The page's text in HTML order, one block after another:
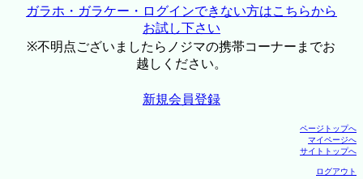
ガラホ・ガラケー・ログインできない方はこちらから
お試し下さい
※不明点ございましたらノジマの携帯コーナーまでお
越しください。
新規会員登録
ページトップへ
マイページへ
サイトトップへ
ログアウト